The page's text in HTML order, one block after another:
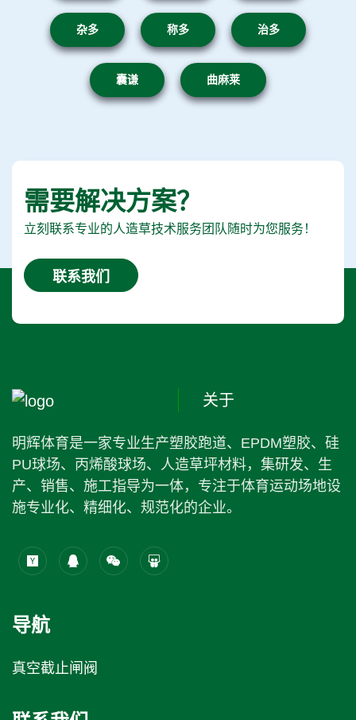
杂多 称多 治多
囊谦 曲麻莱
需要解决方案？
立刻联系专业的人造草技术服务团队随时为您服务！
联系我们
关于
明辉体育是一家专业生产塑胶跑道、EPDM塑胶、硅
PU球场、丙烯酸球场、人造草坪材料，集研发、生
产、销售、施工指导为一体，专注于体育运动场地设
施专业化、精细化、规范化的企业。
导航
真空截止闸阀